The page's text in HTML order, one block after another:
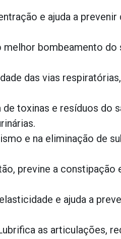
e ajuda a prevenir
bombeamento do
das vias respiratórias,
toxinas e resíduos do
e na eliminação de
previne a constipação
e ajuda a
as articulações,